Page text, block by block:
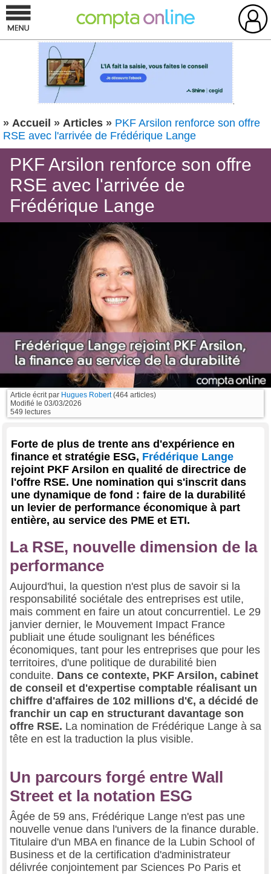
» Accueil » Articles » PKF Arsilon renforce son offre
RSE avec l'arrivée de Frédérique Lange
PKF Arsilon renforce son offre
RSE avec l'arrivée de
Frédérique Lange
Article écrit par Hugues Robert(464 articles)
Modifié le 03/03/2026
549 lectures
Forte de plus de trente ans d'expérience en
finance et stratégie ESG, Frédérique Lange
rejoint PKF Arsilon en qualité de directrice de
l'offre RSE. Une nomination qui s'inscrit dans
une dynamique de fond : faire de la durabilité
un levier de performance économique à part
entière, au service des PME et ETI.
La RSE, nouvelle dimension de la
performance
Aujourd'hui, la question n'est plus de savoir si la
responsabilité sociétale des entreprises est utile,
mais comment en faire un atout concurrentiel. Le 29
janvier dernier, le Mouvement Impact France
publiait une étude soulignant les bénéfices
économiques, tant pour les entreprises que pour les
territoires, d'une politique de durabilité bien
conduite. Dans ce contexte, PKF Arsilon, cabinet
de conseil et d'expertise comptable réalisant un
chiffre d'affaires de 102 millions d'€, a décidé de
franchir un cap en structurant davantage son
offre RSE. La nomination de Frédérique Lange à sa
tête en est la traduction la plus visible.
Un parcours forgé entre Wall
Street et la notation ESG
Âgée de 59 ans, Frédérique Lange n'est pas une
nouvelle venue dans l'univers de la finance durable.
Titulaire d'un MBA en finance de la Lubin School of
Business et de la certification d'administrateur
délivrée conjointement par Sciences Po Paris et